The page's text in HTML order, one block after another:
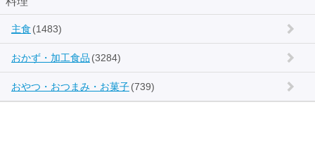
主食 (1483)
おかず・加工食品 (3284)
おやつ・おつまみ・お菓子(739)